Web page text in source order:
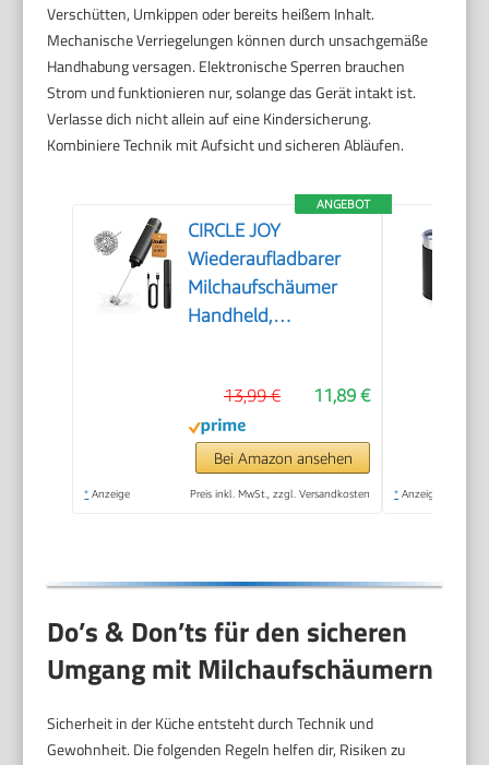
Verschütten, Umkippen oder bereits heißem Inhalt.
Mechanische Verriegelungen können durch unsachgemäße
Handhabung versagen. Elektronische Sperren brauchen
Strom und funktionieren nur, solange das Gerät intakt ist.
Verlasse dich nicht allein auf eine Kindersicherung.
Kombiniere Technik mit Aufsicht und sicheren Abläufen.
ANGEBOT
CIRCLE JOY
Wiederaufladbarer
Milchaufschäumer
Handheld,
Tragbarer
Handaufschäumer,
Zauberstab,
Getränkemixer für
11,89 €
13,99 €
Bei Amazon ansehen
* Anzeige Preis inkl. MwSt., zzgl. Versandkosten * Anzeige
Do’s & Don’ts für den sicheren
Umgang mit Milchaufschäumern
Sicherheit in der Küche entsteht durch Technik und
Gewohnheit. Die folgenden Regeln helfen dir, Risiken zu